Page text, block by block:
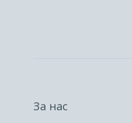
За нас